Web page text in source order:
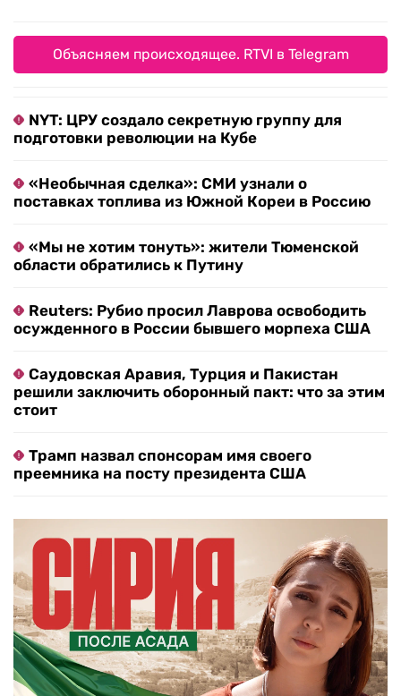
Объясняем происходящее. RTVI в Telegram
NYT: ЦРУ создало секретную группу для
подготовки революции на Кубе
«Необычная сделка»: СМИ узнали о
поставках топлива из Южной Кореи в Россию
«Мы не хотим тонуть»: жители Тюменской
области обратились к Путину
Reuters: Рубио просил Лаврова освободить
осужденного в России бывшего морпеха США
Саудовская Аравия, Турция и Пакистан
решили заключить оборонный пакт: что за этим
стоит
Трамп назвал спонсорам имя своего
преемника на посту президента США